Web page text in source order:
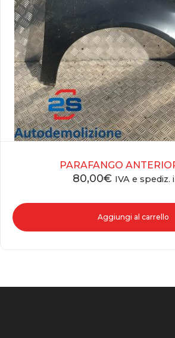
PARAFANGO
80,00€ IVA e spediz.
Aggiungi al carrello